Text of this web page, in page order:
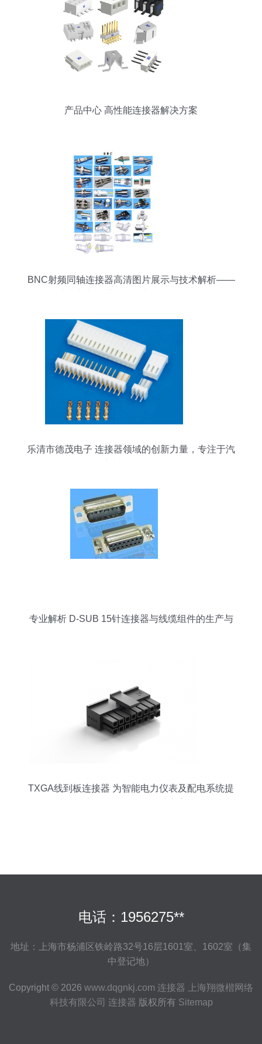
产品中心 高性能连接器解决方案
BNC射频同轴连接器高清图片展示与技术解析——
乐清市德茂电子 连接器领域的创新力量，专注于汽
专业解析 D-SUB 15针连接器与线缆组件的生产与
TXGA线到板连接器 为智能电力仪表及配电系统提
电话：1956275**
地址：上海市杨浦区铁岭路32号16层1601室、1602室（集
中登记地）
Copyright © 2026 www.dqgnkj.com 连接器
上海翔微楷网络
科技有限公司 连接器 版权所有 Sitemap